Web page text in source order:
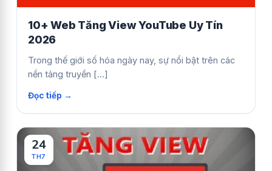
10+ Web Tăng View YouTube Uy Tín
2026
Trong thế giới số hóa ngày nay, sự nổi bật trên các
nền tảng truyền [...]
24
TH7